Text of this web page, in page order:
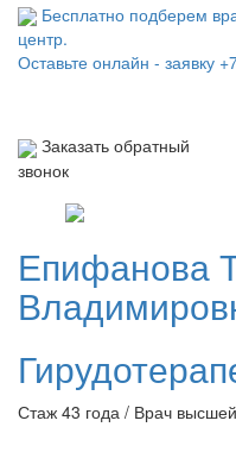
Бесплатно подберем
центр.
Оставьте онлайн - заявку
Заказать обратный
звонок
Епифанова
Стаж 43 года / Врач высшей